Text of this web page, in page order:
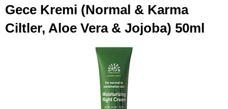
Gece Kremi (Normal & Karma
Ciltler, Aloe Vera & Jojoba) 50ml